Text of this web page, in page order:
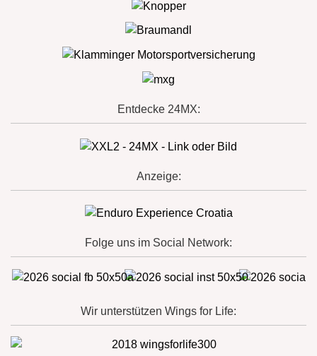
Entdecke 24MX:
Anzeige:
Folge uns im Social Network:
Wir unterstützen Wings for Life: